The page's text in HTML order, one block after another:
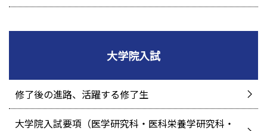
大学院入試
修了後の進路、活躍する修了生
大学院入試要項（医学研究科・医科栄養学研究科・